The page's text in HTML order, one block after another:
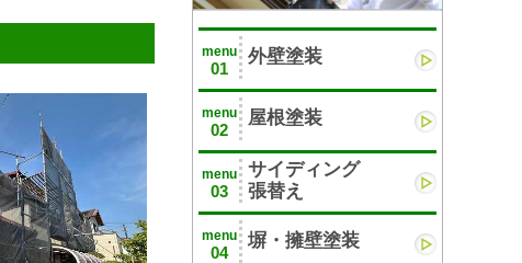
menu
01
外壁塗装
menu
02
屋根塗装
menu
03
サイディング
張替え
menu
04
塀・擁壁塗装